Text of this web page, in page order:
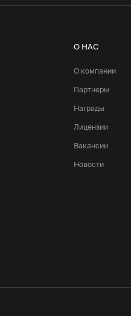
О НАС
О компании
Партнеры
Награды
Лицензии
Вакансии
Новости